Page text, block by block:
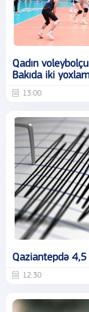
Qadın
Bakıda iki
13:00
Qaziantepdə
12:30